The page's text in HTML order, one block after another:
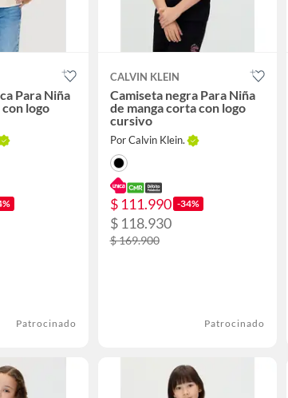
Para Niña
logo
Patrocinado
CALVIN KLEIN
Camiseta negra Para Niña
de manga corta con logo
cursivo
Por Calvin Klein.
$ 111.990 -34%
$ 118.930
$ 169.900
Patrocinado